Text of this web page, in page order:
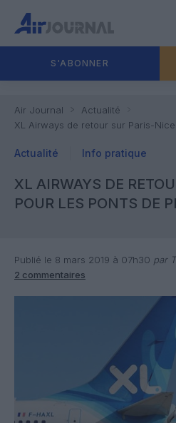
S'ABONNER
Air Journal
Actualité
XL Airways de retour sur Paris-
Actualité Info pratique
XL AIRWAYS DE
POUR LES PONTS DE
Publié le 8 mars 2019 à 07h30 par
2 commentaires